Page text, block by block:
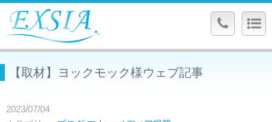
【取材】ヨックモック様ウェブ記事
2023/07/04